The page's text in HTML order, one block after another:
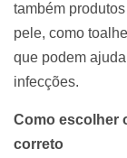
também
pele, como
que podem
infecções.
Como escolher
correto